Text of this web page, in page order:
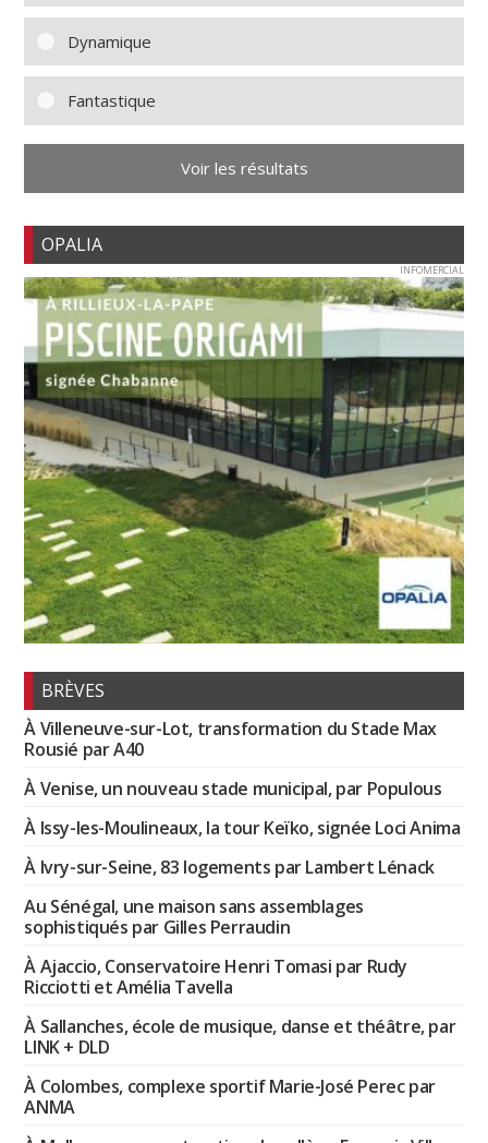
Dynamique
Fantastique
Voir les résultats
OPALIA
INFOMERCIAL
BRÈVES
À Villeneuve-sur-Lot, transformation du Stade Max
Rousié par A40
À Venise, un nouveau stade municipal, par Populous
À Issy-les-Moulineaux, la tour Keïko, signée Loci Anima
À Ivry-sur-Seine, 83 logements par Lambert Lénack
Au Sénégal, une maison sans assemblages
sophistiqués par Gilles Perraudin
À Ajaccio, Conservatoire Henri Tomasi par Rudy
Ricciotti et Amélia Tavella
À Sallanches, école de musique, danse et théâtre, par
LINK + DLD
À Colombes, complexe sportif Marie-José Perec par
ANMA